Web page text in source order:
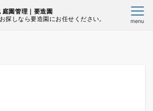
園管理｜要造園
探しなら要造園にお任せください。
menu